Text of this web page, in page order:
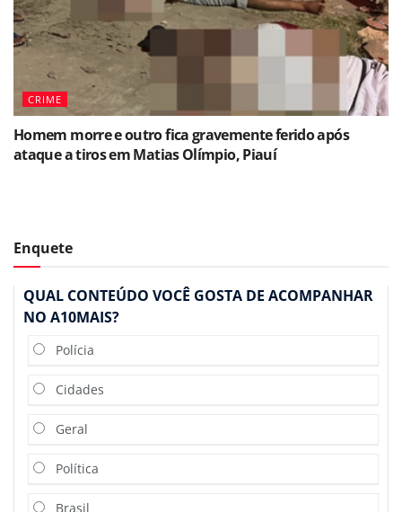
CRIME
Homem morre e outro fica gravemente ferido após
ataque a tiros em Matias Olímpio, Piauí
Enquete
QUAL CONTEÚDO VOCÊ GOSTA DE ACOMPANHAR
NO A10MAIS?
Polícia
Cidades
Geral
Política
Brasil